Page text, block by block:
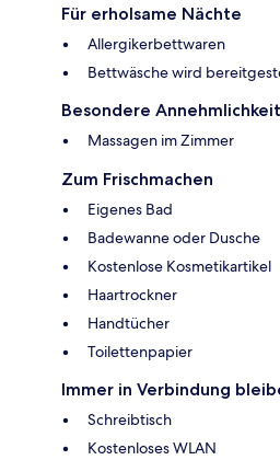
Für erholsame Nächte
Allergikerbettwaren
Bettwäsche wird
Besondere
Massagen im Zimmer
Zum Frischmachen
Eigenes Bad
Badewanne oder Dusche
Kostenlose Kosmetikartikel
Haartrockner
Handtücher
Toilettenpapier
Immer in Verbindung
Schreibtisch
Kostenloses WLAN